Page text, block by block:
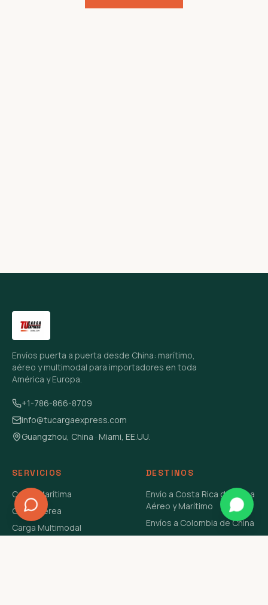
Envíos puerta a puerta desde China: marítimo,
aéreo y multimodal para importadores en toda
América y Europa.
+1-786-866-8709
info@tucargaexpress.com
Guangzhou, China · Miami, EE.UU.
SERVICIOS
Carga Marítima
Carga Aérea
Carga Multimodal
DESTINOS
Envío a Costa Rica de China
Aéreo y Marítimo
Envíos a Colombia de China